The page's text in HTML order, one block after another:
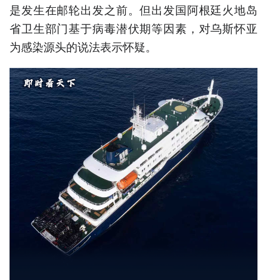
是发生在邮轮出发之前。但出发国阿根廷火地岛
省卫生部门基于病毒潜伏期等因素，对乌斯怀亚
为感染源头的说法表示怀疑。